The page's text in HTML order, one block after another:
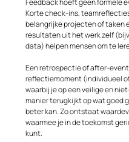
Feedback hoeft geen formele
Korte check-ins,
belangrijke projecten of taken
resultaten uit het werk zelf
data) helpen mensen om te
Een retrospectie of after-event
reflectiemoment (individueel
waarbij je op een veilige en
manier terugkijkt op wat goed
beter kan. Zo ontstaat
waarmee je in de toekomst
kunt.